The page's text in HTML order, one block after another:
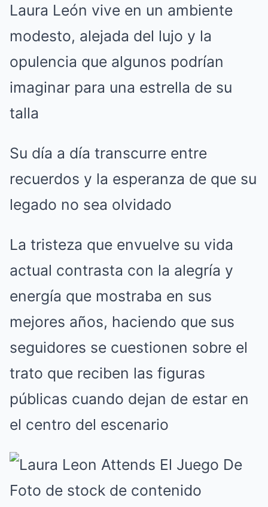
Laura León vive en un ambiente
modesto, alejada del lujo y la
opulencia que algunos podrían
imaginar para una estrella de su
talla
Su día a día transcurre entre
recuerdos y la esperanza de que su
legado no sea olvidado
La tristeza que envuelve su vida
actual contrasta con la alegría y
energía que mostraba en sus
mejores años, haciendo que sus
seguidores se cuestionen sobre el
trato que reciben las figuras
públicas cuando dejan de estar en
el centro del escenario